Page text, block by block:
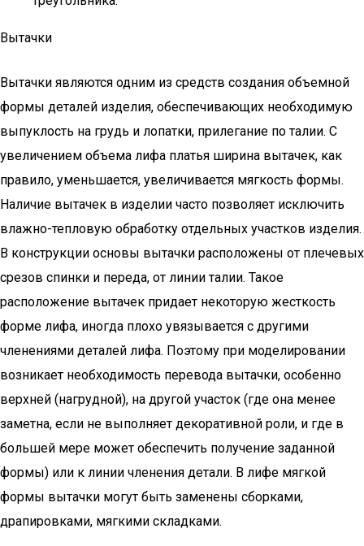
Вытачки
Вытачки являются одним из средств создания объемной
формы деталей изделия, обеспечивающих необходимую
выпуклость на грудь и лопатки, прилегание по талии. С
увеличением объема лифа платья ширина вытачек, как
правило, уменьшается, увеличивается мягкость формы.
Наличие вытачек в изделии часто позволяет исключить
влажно-тепловую обработку отдельных участков изделия.
В конструкции основы вытачки расположены от плечевых
срезов спинки и переда, от линии талии. Такое
расположение вытачек придает некоторую жесткость
форме лифа, иногда плохо увязывается с другими
членениями деталей лифа. Поэтому при моделировании
возникает необходимость перевода вытачки, особенно
верхней (нагрудной), на другой участок (где она менее
заметна, если не выполняет декоративной роли, и где в
большей мере может обеспечить получение заданной
формы) или к линии членения детали. В лифе мягкой
формы вытачки могут быть заменены сборками,
драпировками, мягкими складками.